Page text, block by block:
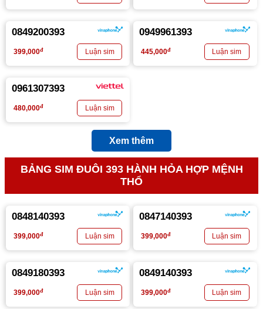
0849200393
399,000đ
0949961393
445,000đ
0961307393
480,000đ
Xem thêm
BẢNG SIM ĐUÔI 393 HÀNH HỎA HỢP MỆNH
THỔ
0848140393
399,000đ
0847140393
399,000đ
0849180393
399,000đ
0849140393
399,000đ